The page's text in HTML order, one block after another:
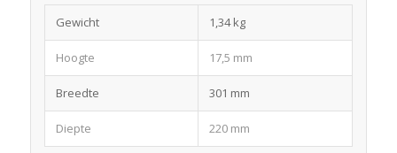
Gewicht 1,34 kg
Hoogte 17,5 mm
Breedte 301 mm
Diepte 220 mm